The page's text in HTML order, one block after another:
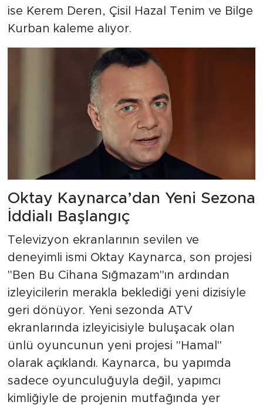
ise Kerem Deren, Çisil Hazal Tenim ve Bilge
Kurban kaleme alıyor.
Oktay Kaynarca’dan Yeni Sezona
İddialı Başlangıç
Televizyon ekranlarının sevilen ve
deneyimli ismi Oktay Kaynarca, son projesi
"Ben Bu Cihana Sığmazam"ın ardından
izleyicilerin merakla beklediği yeni dizisiyle
geri dönüyor. Yeni sezonda ATV
ekranlarında izleyicisiyle buluşacak olan
ünlü oyuncunun yeni projesi "Hamal"
olarak açıklandı. Kaynarca, bu yapımda
sadece oyunculuğuyla değil, yapımcı
kimliğiyle de projenin mutfağında yer